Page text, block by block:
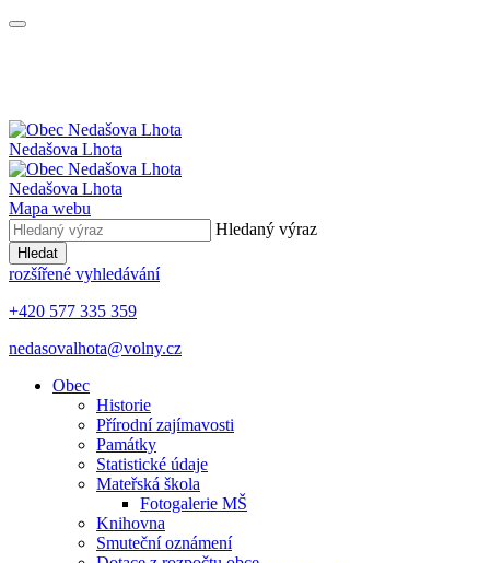
Nedašova Lhota
Nedašova Lhota
Mapa webu
Hledaný výraz
Hledat
rozšířené vyhledávání
+420 577 335 359
nedasovalhota@volny.cz
Obec
Historie
Přírodní zajímavosti
Památky
Statistické údaje
Mateřská škola
Fotogalerie MŠ
Knihovna
Smuteční oznámení